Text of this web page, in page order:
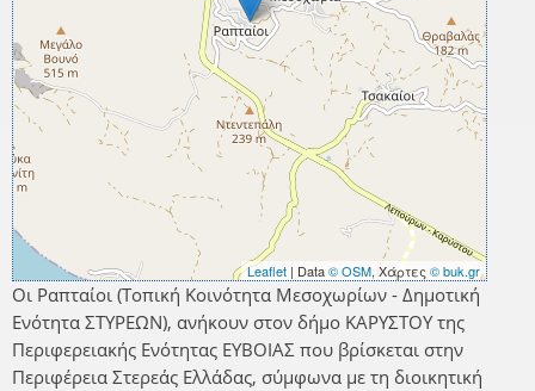
Leaflet | Data© OSM, Χάρτες © buk.gr
Οι Ραπταίοι (Τοπική Κοινότητα Μεσοχωρίων - Δημοτική
Ενότητα ΣΤΥΡΕΩΝ), ανήκουν στον δήμο ΚΑΡΥΣΤΟΥ της
Περιφερειακής Ενότητας ΕΥΒΟΙΑΣ που βρίσκεται στην
Περιφέρεια Στερεάς Ελλάδας, σύμφωνα με τη διοικητική